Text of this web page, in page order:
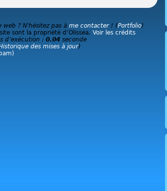
? N'hésitez pas à me contacter! (Portfolio)
sont la propriété d’Olissea. Voir les crédits
d’exécution : 0.04seconde
des mises à jour)